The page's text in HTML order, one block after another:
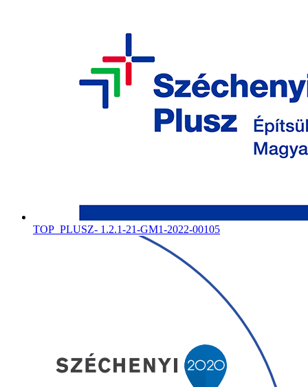
TOP_PLUSZ- 1.2.1-21-GM1-2022-00105